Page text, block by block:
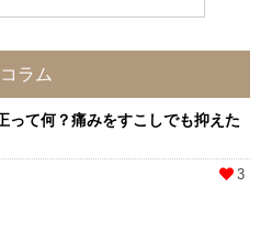
コラム
って何？痛みをすこしでも抑えた
3